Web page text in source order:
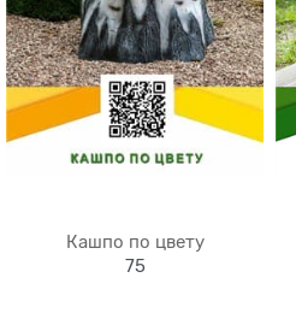
Кашпо по цвету
75